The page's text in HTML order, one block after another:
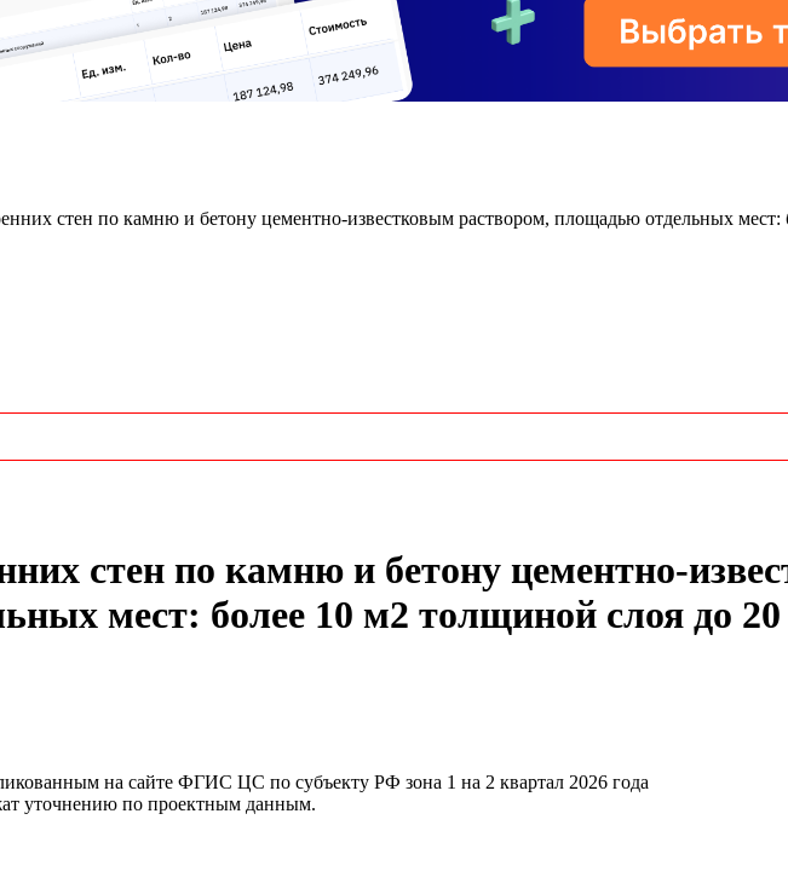
стен по камню и бетону цементно-известковым раствором, площадью отдельных
стен по камню и бетону цементно-
мест: более 10 м2 толщиной слоя до
на сайте ФГИС ЦС по субъекту РФ зона 1 на 2 квартал 2026 года
уточнению по проектным данным.